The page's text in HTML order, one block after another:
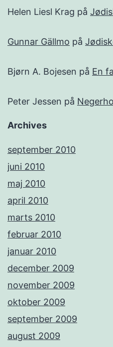
Helen Liesl Krag på
Gunnar Gällmo på
Bjørn A. Bojesen på En
Peter Jessen på
Archives
september 2010
juni 2010
maj 2010
april 2010
marts 2010
februar 2010
januar 2010
december 2009
november 2009
oktober 2009
september 2009
august 2009